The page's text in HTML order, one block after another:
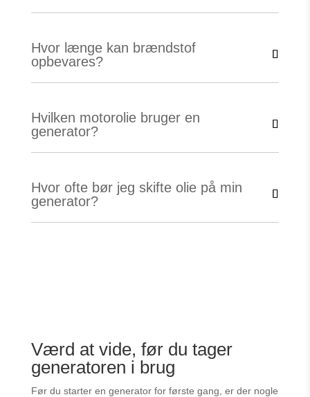
Hvor længe kan brændstof
opbevares?
Hvilken motorolie bruger en
generator?
Hvor ofte bør jeg skifte olie på min
generator?
Værd at vide, før du tager
generatoren i brug
Før du starter en generator for første gang, er der nogle